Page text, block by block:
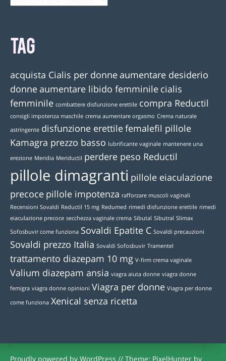
TAG
acquista Cialis per donneaumentare desiderio
donneaumentare libido femminile cialis
femminile combattere disfunzione erettile compra Reductil
consigli impotenza maschile crema aumentare orgasmo Crema naturale
astringente disfunzione erettilefemalefil pillole
Kamagra prezzo basso lubrificante vaginale mantenere una
erezione Meridia Meriductil perdere peso Reductil
pillole dimagranti pillole eiaculazione
precoce pillole impotenza rafforzare muscoli vaginali
Recensioni Sovaldi Reductil 15 mg Redumed rimedi disfunzione erettile rimedi
eiaculazione precoce secchezza vaginale crema Sibutal Sibutral Slimax
Sofosbuvir come funziona Sovaldi Epatite C Sovaldi precauzioni
Sovaldi prezzo Italia Sovaldi Sofosbuvir Tramentel
trattamento diazepam 10 mg V-firm crema vaginale
Valium diazepam ansia viagra aiuta donne viagra donne
femigra viagra donne opinioni Viagra per donne Viagra per donne
come funziona Xenical senza ricetta
Proudly powered by WordPress // Theme: PixelHunter by